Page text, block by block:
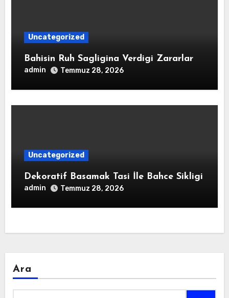
Uncategorized
Bahisin Ruh Sagligina Verdigi Zararlar
admin Temmuz 28, 2026
Uncategorized
Dekoratif Basamak Tasi İle Bahce Sikligi
admin Temmuz 28, 2026
Ara